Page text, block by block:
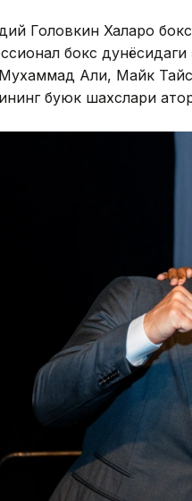
Головкин Халқаро
бокс
Али, Майк
буюк шахслари